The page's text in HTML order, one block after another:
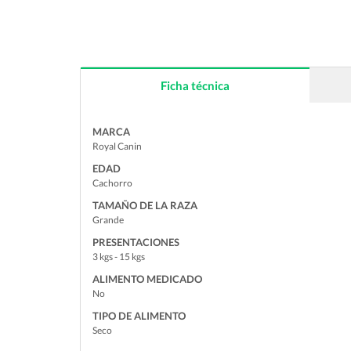
Ficha técnica
MARCA
Royal Canin
EDAD
Cachorro
TAMAÑO DE LA RAZA
Grande
PRESENTACIONES
3 kgs - 15 kgs
ALIMENTO MEDICADO
No
TIPO DE ALIMENTO
Seco